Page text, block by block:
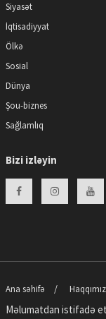
Siyasət
İqtisadiyyat
Ölkə
Sosial
Dünya
Şou-biznes
Sağlamlıq
Bizi izləyin
Ana səhifə
Məlumatdan istifadə